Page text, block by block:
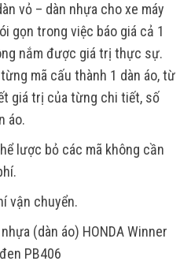
vỏ – dàn nhựa cho xe máy
gọn trong việc báo giá cả 1
nắm được giá trị thực sự.
mã cấu thành 1 dàn áo, từ
giá trị của từng chi tiết, số
áo.
lược bỏ các mã không cần
vận chuyển.
(dàn áo) HONDA Winner
PB406